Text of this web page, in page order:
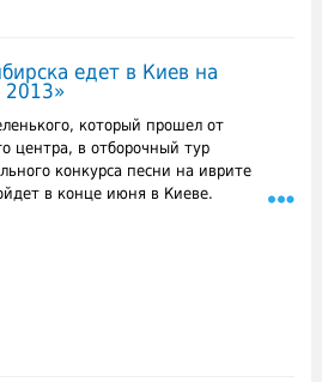
едет в Киев на
2013»
который прошел от
центра, в отборочный тур
конкурса песни на иврите
в конце июня в Киеве.